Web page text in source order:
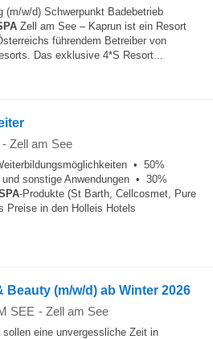
(m/w/d) Schwerpunkt Badebetrieb
Zell am See – Kaprun ist ein Resort
führendem Betreiber von
Das exklusive 4*S Resort...
- Zell am See
• 50%
sonstige Anwendungen • 30%
-Produkte (St Barth, Cellcosmet, Pure
in den Holleis Hotels
Beauty (m/w/d) ab Winter 2026
SEE - Zell am See
sollen eine unvergessliche Zeit in